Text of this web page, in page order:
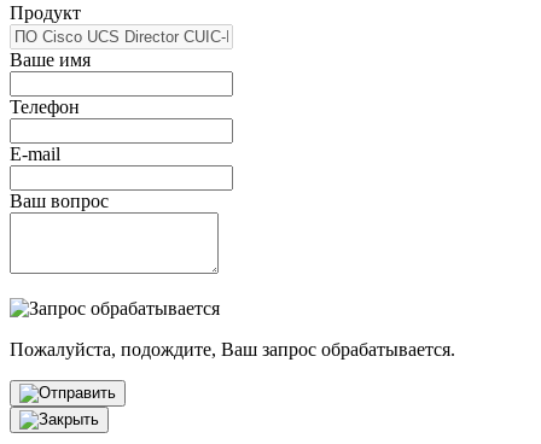
Продукт
Ваше имя
Телефон
E-mail
Ваш вопрос
Пожалуйста, подождите, Ваш запрос обрабатывается.